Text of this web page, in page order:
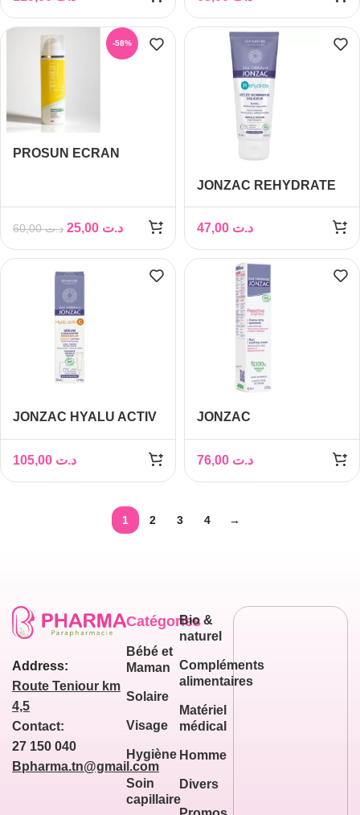
-58%
PROSUN ECRAN
SPF50+ 50ML
د.ت60,00 د.ت
JONZAC REHYDRATE
DOUCEUR 75ML
د.ت
JONZAC HYALU ACTIV
30ML
د.ت
JONZAC
RICHE 40ML
د.ت
1 2 3 4 →
Address:
Route Teniour km
4,5
Contact:
27 150 040
Bpharma.tn@gmail.com
Catégories
Bébé et
Maman
Solaire
Visage
Hygiène
Soin
capillaire
Bio &
naturel
Compléments
alimentaires
Matériel
médical
Homme
Divers